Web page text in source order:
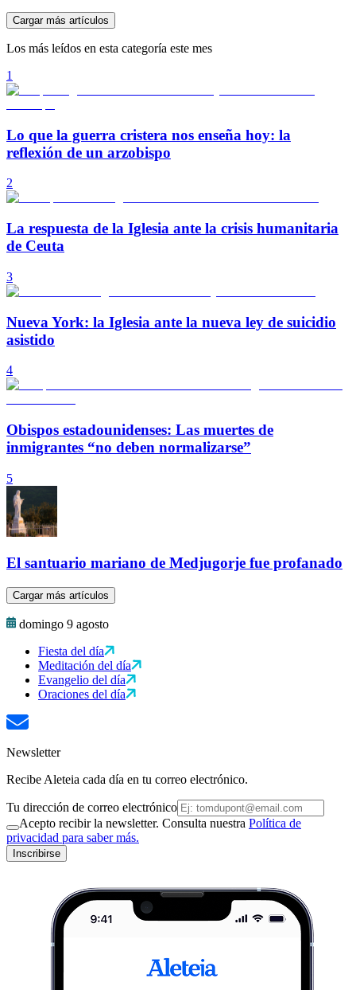
Cargar más artículos
Los más leídos en esta categoría este mes
1
Lo que la guerra cristera nos enseña hoy: la
reflexión de un arzobispo
2
La respuesta de la Iglesia ante la crisis humanitaria
de Ceuta
3
Nueva York: la Iglesia ante la nueva ley de suicidio
asistido
4
Obispos estadounidenses: Las muertes de
inmigrantes “no deben normalizarse”
5
El santuario mariano de Medjugorje fue profanado
Cargar más artículos
domingo 9 agosto
Fiesta del día
Meditación del día
Evangelio del día
Oraciones del día
Newsletter
Recibe Aleteia cada día en tu correo electrónico.
Tu dirección de correo electrónico
Acepto recibir la newsletter. Consulta nuestra Política de
privacidad para saber más.
Inscribirse